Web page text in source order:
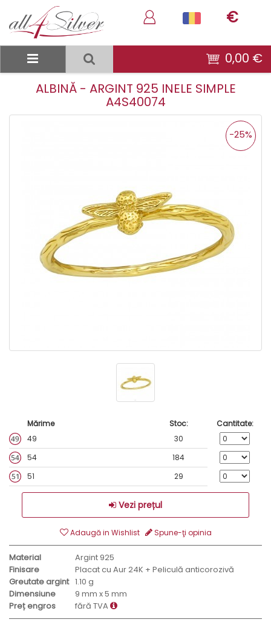
€
0,00 €
ALBINĂ - ARGINT 925 INELE SIMPLE
A4S40074
-25%
Mărime Stoc:
Cantitate:
49
30
54
184
51
29
Vezi prețul
Adaugă in Wishlist Spune-ţi opinia
Material
Argint 925
Finisare
Placat cu Aur 24K + Peliculă anticorozivă
Greutate argint 1.10 g
Dimensiune
9 mm x 5 mm
Preț engros
fără TVA